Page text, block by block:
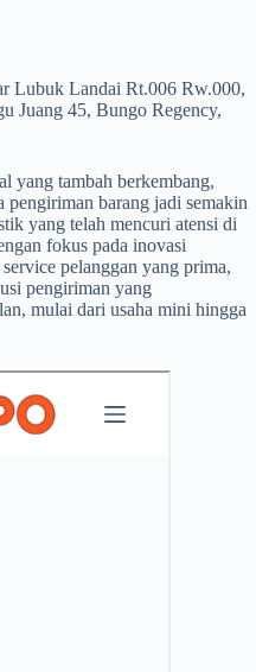
Lubuk Landai Rt.006 Rw.000,
Juang 45, Bungo Regency,
yang tambah berkembang,
pengiriman barang jadi semakin
yang telah mencuri atensi di
fokus pada inovasi
pelanggan yang prima,
pengiriman yang
mulai dari usaha mini hingga